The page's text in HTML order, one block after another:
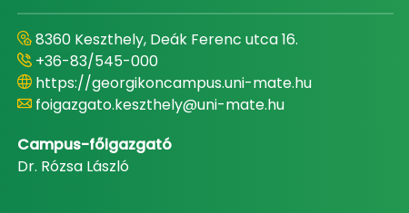
8360 Keszthely, Deák Ferenc utca 16.
+36-83/545-000
https://georgikoncampus.uni-mate.hu
foigazgato.keszthely@uni-mate.hu
Campus-főigazgató
Dr. Rózsa László